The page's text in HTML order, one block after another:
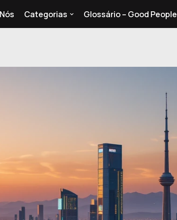
Categorias Glossário – Good People